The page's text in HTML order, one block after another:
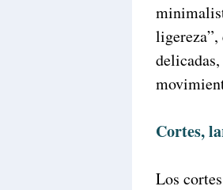
ligereza”,
Cortes,
Los